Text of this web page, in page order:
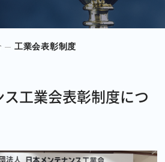
工業会表彰制度
工業会表彰制度につ